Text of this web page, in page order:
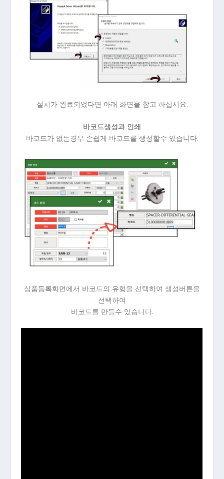
설치가 완료되었다면 아래 화면을 참고 하십시요.
바코드생성과 인쇄
바코드가 없는경우 손쉽게 바코드를 생성할수 있습니다.
상품등록화면에서 바코드의 유형을 선택하여 생성버튼을
선택하여
바코드를 만들수 있습니다.